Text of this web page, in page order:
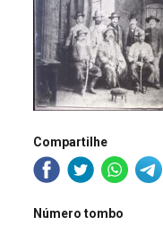
Compartilhe
Número tombo